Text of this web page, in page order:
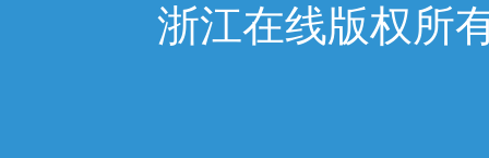
浙江在线版权所